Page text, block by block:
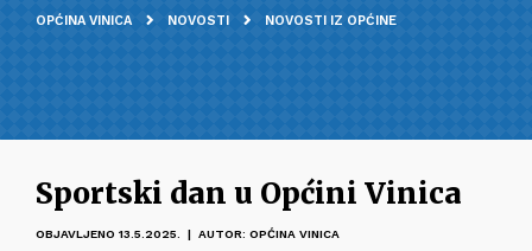
OPĆINA VINICA NOVOSTI NOVOSTI IZ OPĆINE
Sportski dan u Općini Vinica
OBJAVLJENO 13.5.2025. | AUTOR: OPĆINA VINICA